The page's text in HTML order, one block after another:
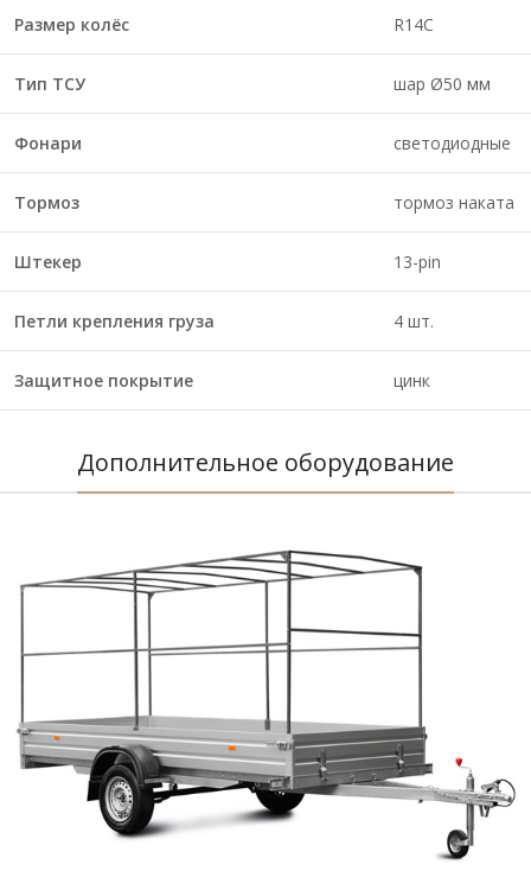
Размер колёс R14C
Тип ТСУ шар Ø50 мм
Фонари светодиодные
Тормоз тормоз наката
Штекер 13-pin
Петли крепления груза 4 шт.
Защитное покрытие цинк
Дополнительное оборудование